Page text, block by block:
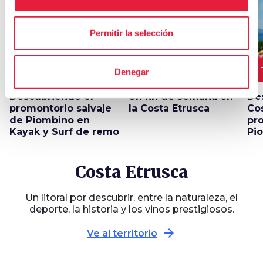
Permitir la selección
Denegar
Descubriendo el
promontorio salvaje
de Piombino en
Kayak y Surf de remo
11 km
Un fin de semana en
la Costa Etrusca
Costa Etrusca
Un litoral por descubrir, entre la naturaleza, el
deporte, la historia y los vinos prestigiosos.
Ve al territorio arrow_forward